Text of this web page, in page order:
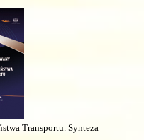
Transportu. Synteza